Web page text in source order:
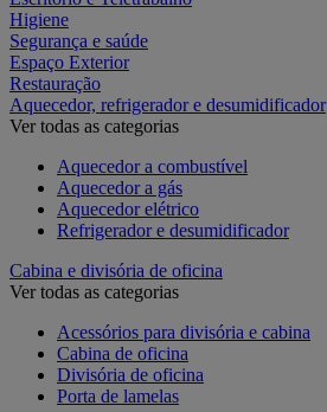
Higiene
Segurança e saúde
Espaço Exterior
Restauração
Aquecedor, refrigerador e desumidificador
Ver todas as categorias
Aquecedor a combustível
Aquecedor a gás
Aquecedor elétrico
Refrigerador e desumidificador
Cabina e divisória de oficina
Ver todas as categorias
Acessórios para divisória e cabina
Cabina de oficina
Divisória de oficina
Porta de lamelas